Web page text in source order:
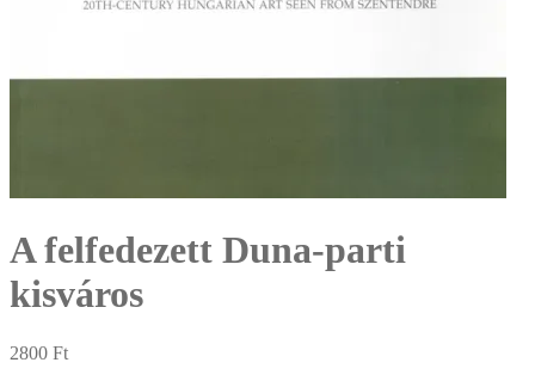
A felfedezett Duna-parti
kisváros
2800 Ft